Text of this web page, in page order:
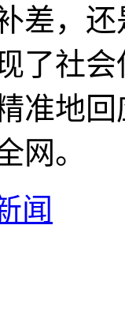
差，
了社
准地
网。
闻